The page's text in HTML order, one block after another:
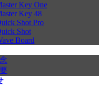
Key One
Key 48
Shot Pro
Shot
Board